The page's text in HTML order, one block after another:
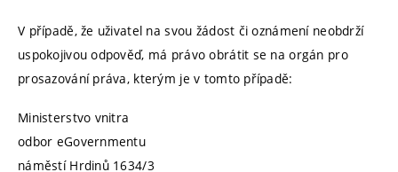
V případě, že uživatel na svou žádost či oznámení neobdrží
uspokojivou odpověď, má právo obrátit se na orgán pro
prosazování práva, kterým je v tomto případě:
Ministerstvo vnitra
odbor eGovernmentu
náměstí Hrdinů 1634/3